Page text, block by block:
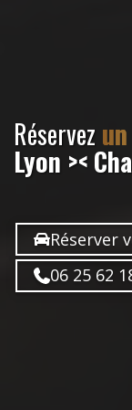
Réservez
Lyon ><
Réserver
06 25 62